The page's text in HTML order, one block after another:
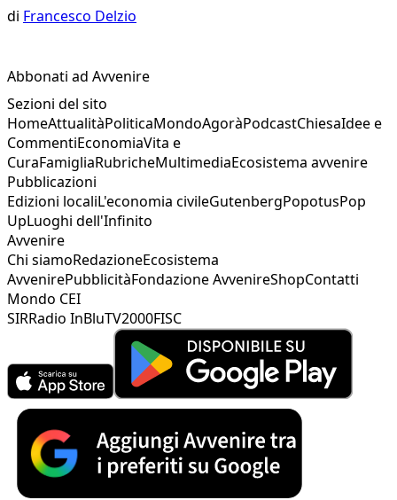
di Francesco Delzio
Abbonati ad Avvenire
Sezioni del sito
HomeAttualitàPoliticaMondoAgoràPodcastChiesaIdee e
CommentiEconomiaVita e
CuraFamigliaRubricheMultimediaEcosistema avvenire
Pubblicazioni
Edizioni localiL'economia civileGutenbergPopotusPop
UpLuoghi dell'Infinito
Avvenire
Chi siamoRedazioneEcosistema
AvvenirePubblicitàFondazione AvvenireShopContatti
Mondo CEI
SIRRadio InBluTV2000FISC